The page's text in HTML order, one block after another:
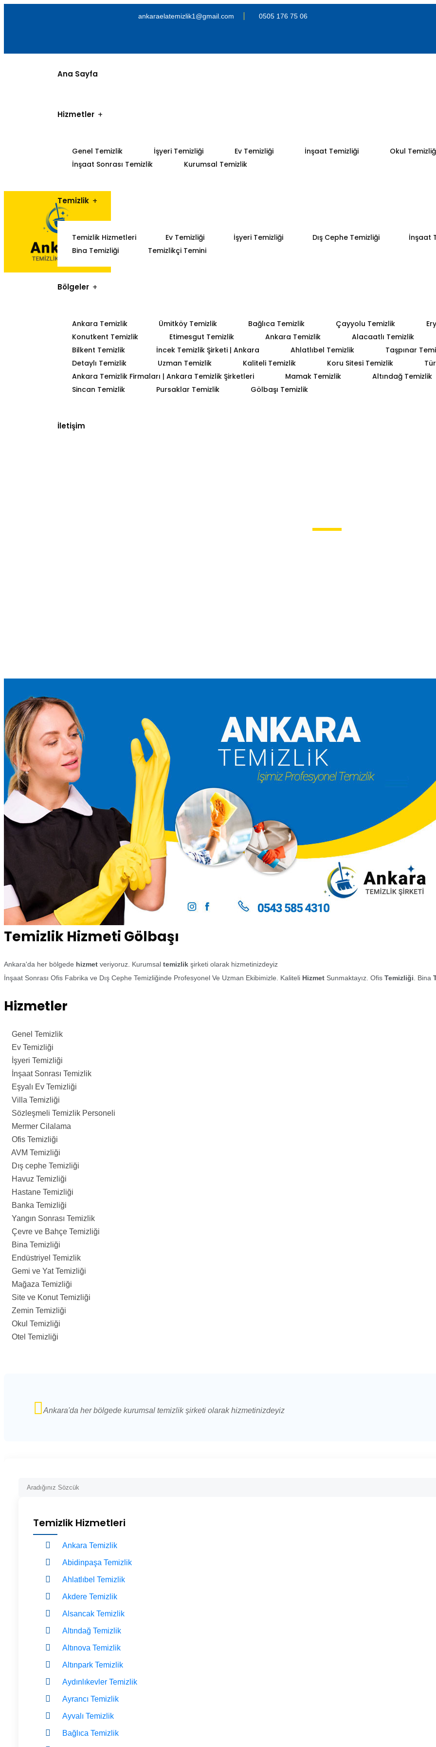
ankaraelatemizlik1@gmail.com 0505 176 75 06
Ana Sayfa
Hizmetler
Genel Temizlik İşyeri Temizliği Ev Temizliği İnşaat Temizliği
Okul
İnşaat Sonrası Temizlik
Kurumsal Temizlik
Temizlik
Temizlik Hizmetleri Ev Temizliği İşyeri Temizliği Dış Cephe Temizliği
İnşaat
Bina Temizliği
Temizlikçi Temini
Bölgeler
Ankara Temizlik Ümitköy Temizlik Bağlıca Temizlik Çayyolu Temizlik
Konutkent Temizlik
Etimesgut Temizlik Ankara Temizlik
Alacaatlı Temizlik
Bilkent Temizlik
İncek Temizlik Şirketi | Ankara Ahlatlıbel Temizlik
Taşpınar
Detaylı Temizlik
Uzman Temizlik Kaliteli Temizlik Koru Sitesi Temizlik
Ankara Temizlik Firmaları | Ankara Temizlik Şirketleri
Mamak Temizlik
Altındağ Temizlik
Sincan Temizlik
Pursaklar Temizlik Gölbaşı Temizlik
İletişim
Temizlik Hizmeti Gölbaşı
Ankara'da her bölgede hizmet veriyoruz. Kurumsal temizlik şirketi olarak hizmetinizdeyiz
İnşaat Sonrası Ofis Fabrika ve Dış Cephe Temizliğinde Profesyonel Ve Uzman Ekibimizle. Kaliteli Hizmet Sunmaktayız. Ofis Temizliği . Bina
Hizmetler
Genel Temizlik
Ev Temizliği
İşyeri Temizliği
İnşaat Sonrası Temizlik
Eşyalı Ev Temizliği
Villa Temizliği
Sözleşmeli Temizlik Personeli
Mermer Cilalama
Ofis Temizliği
AVM Temizliği
Dış cephe Temizliği
Havuz Temizliği
Hastane Temizliği
Banka Temizliği
Yangın Sonrası Temizlik
Çevre ve Bahçe Temizliği
Bina Temizliği
Endüstriyel Temizlik
Gemi ve Yat Temizliği
Mağaza Temizliği
Site ve Konut Temizliği
Zemin Temizliği
Okul Temizliği
Otel Temizliği
Ankara'da her bölgede kurumsal temizlik şirketi olarak hizmetinizdeyiz
Temizlik Hizmetleri
Ankara Temizlik
Abidinpaşa Temizlik
Ahlatlıbel Temizlik
Akdere Temizlik
Alsancak Temizlik
Altındağ Temizlik
Altınova Temizlik
Altınpark Temizlik
Aydınlıkevler Temizlik
Ayrancı Temizlik
Ayvalı Temizlik
Bağlıca Temizlik